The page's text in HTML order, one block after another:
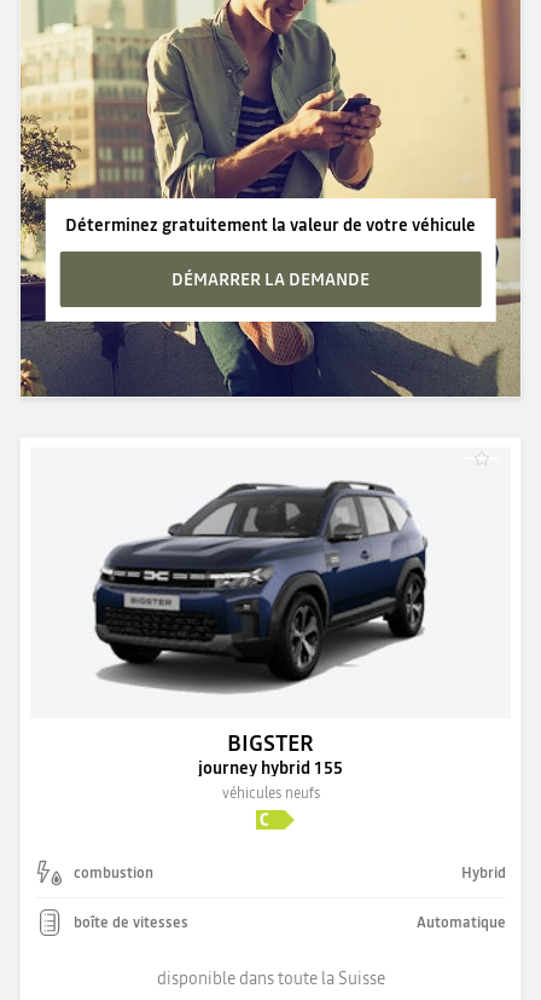
Déterminez gratuitement la valeur de votre véhicule
DÉMARRER LA DEMANDE
BIGSTER
journey hybrid 155
véhicules neufs
combustion Hybrid
boîte de vitesses Automatique
disponible dans toute la Suisse